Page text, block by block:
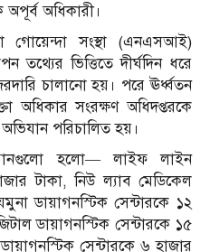
অধিকারী।
গোয়েন্দা সংস্থা (এনএসআই)
তথ্যের ভিত্তিতে দীর্ঘদিন ধরে
চালানো হয়। পরে ঊর্ধ্বতন
অধিকার সংরক্ষণ অধিদপ্তরকে
পরিচালিত হয়।
হলো— লাইফ লাইন
টাকা, নিউ ল্যাব মেডিকেল
ডায়াগনস্টিক সেন্টারকে ১২
ডায়াগনস্টিক সেন্টারকে ১৫
সেন্টারকে ৬ হাজার